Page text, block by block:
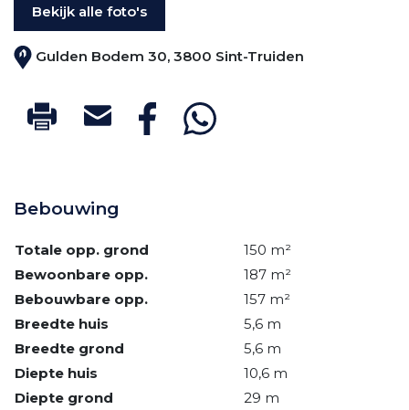
Gulden Bodem 30, 3800 Sint-Truiden
Bekijk alle foto's
Bebouwing
Totale opp. grond
150 m²
Bewoonbare opp.
187 m²
Bebouwbare opp.
157 m²
Breedte huis
5,6 m
Breedte grond
5,6 m
Diepte huis
10,6 m
Diepte grond
29 m